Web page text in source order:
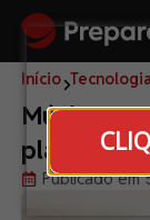
Início
Músicas
playlists
Publicado em